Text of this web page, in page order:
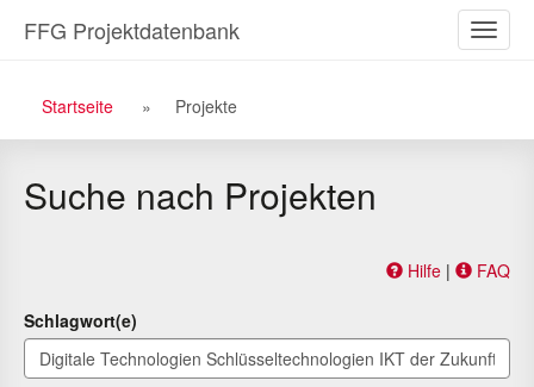
den
Inhalt
ein-/
FFG Projektdatenbank
Breadcrumb
Navigation
Startseite Projekte
Suche nach Projekten
Hilfe | FAQ
Schlagwort(e)